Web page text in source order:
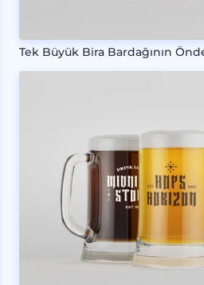
Tek Büyük Bira Bardağının